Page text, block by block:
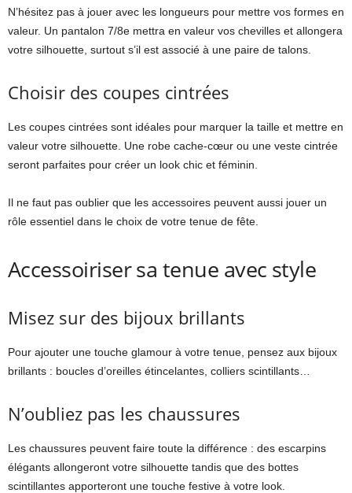
N’hésitez pas à jouer avec les longueurs pour mettre vos formes en
valeur. Un pantalon 7/8e mettra en valeur vos chevilles et allongera
votre silhouette, surtout s’il est associé à une paire de talons.
Choisir des coupes cintrées
Les coupes cintrées sont idéales pour marquer la taille et mettre en
valeur votre silhouette. Une robe cache-cœur ou une veste cintrée
seront parfaites pour créer un look chic et féminin.
Il ne faut pas oublier que les accessoires peuvent aussi jouer un
rôle essentiel dans le choix de votre tenue de fête.
Accessoiriser sa tenue avec style
Misez sur des bijoux brillants
Pour ajouter une touche glamour à votre tenue, pensez aux bijoux
brillants : boucles d’oreilles étincelantes, colliers scintillants…
N’oubliez pas les chaussures
Les chaussures peuvent faire toute la différence : des escarpins
élégants allongeront votre silhouette tandis que des bottes
scintillantes apporteront une touche festive à votre look.